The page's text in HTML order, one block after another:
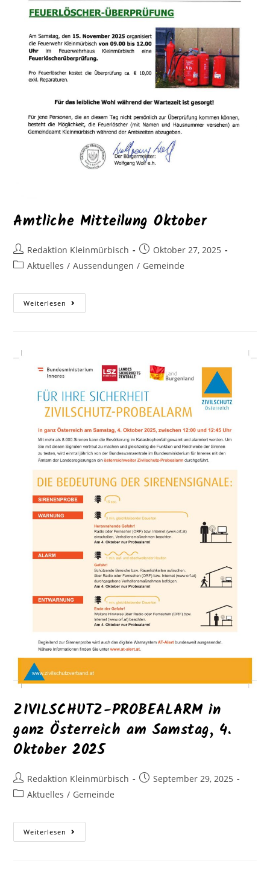
Amtliche Mitteilung Oktober
Redaktion Kleinmürbisch
Oktober 27, 2025
Aktuelles / Aussendungen / Gemeinde
Weiterlesen
ZIVILSCHUTZ-PROBEALARM in
ganz Österreich am Samstag, 4.
Oktober 2025
Redaktion Kleinmürbisch
September 29, 2025
Aktuelles / Gemeinde
Weiterlesen